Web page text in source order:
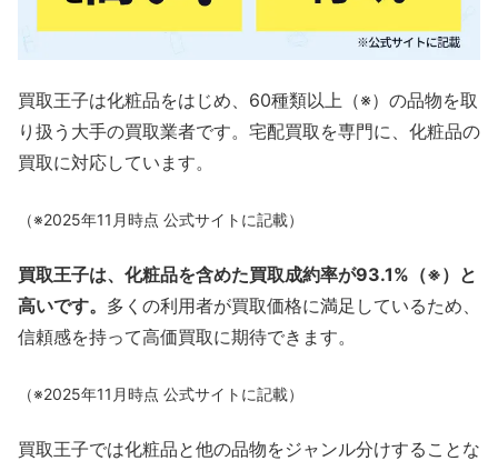
買取王子は化粧品をはじめ、60種類以上（※）の品物を取
り扱う大手の買取業者です。宅配買取を専門に、化粧品の
買取に対応しています。
（※2025年11月時点 公式サイトに記載）
買取王子は、化粧品を含めた買取成約率が93.1%（※）と
高いです。 多くの利用者が買取価格に満足しているため、
信頼感を持って高価買取に期待できます。
（※2025年11月時点 公式サイトに記載）
買取王子では化粧品と他の品物をジャンル分けすることな